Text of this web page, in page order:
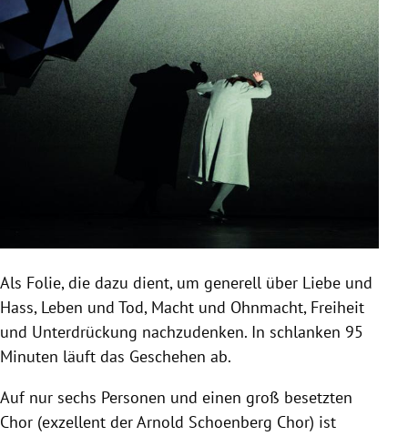
Als Folie, die dazu dient, um generell über Liebe und
Hass, Leben und Tod, Macht und Ohnmacht, Freiheit
und Unterdrückung nachzudenken. In schlanken 95
Minuten läuft das Geschehen ab.
Auf nur sechs Personen und einen groß besetzten
Chor (exzellent derArnold Schoenberg Chor) ist